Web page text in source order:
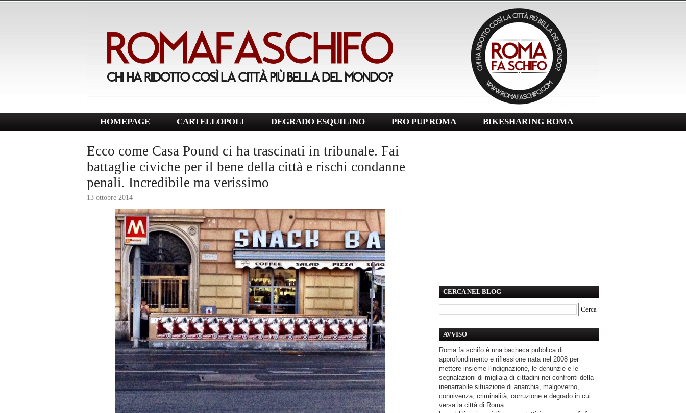
HOMEPAGE CARTELLOPOLI DEGRADO ESQUILINO PRO PUP ROMA BIKESHARING ROMA
Ecco come Casa Pound ci ha trascinati in tribunale. Fai
battaglie civiche per il bene della città e rischi condanne
penali. Incredibile ma verissimo
13 ottobre 2014
CERCA NEL BLOG
AVVISO
Roma fa schifo è una bacheca pubblica di
approfondimento e riflessione nata nel 2008 per
mettere insieme l'indignazione, le denunzie e le
segnalazioni di migliaia di cittadini nei confronti della
inenarrabile situazione di anarchia, malgoverno,
connivenza, criminalità, corruzione e degrado in cui
versa la città di Roma.